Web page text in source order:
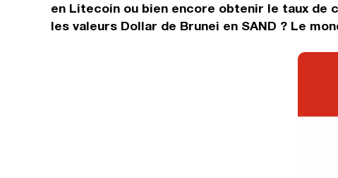
en Litecoin ou bien encore obtenir le taux de
les valeurs Dollar de Brunei en SAND ? Le